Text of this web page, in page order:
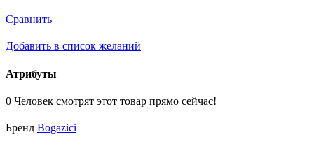
220V
Сравнить
Добавить в список желаний
Атрибуты
0 Человек смотрят этот товар прямо сейчас!
Бренд Bogazici